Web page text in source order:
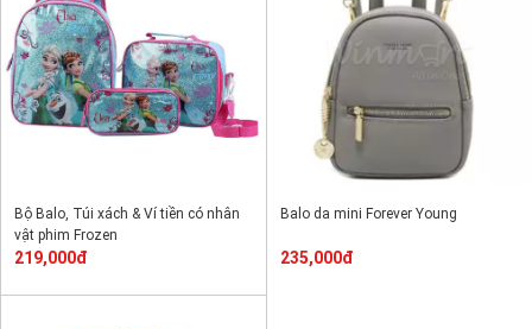
Bộ Balo, Túi xách & Ví tiền có nhân
vật phim Frozen
219,000đ
Balo da mini Forever Young
235,000đ